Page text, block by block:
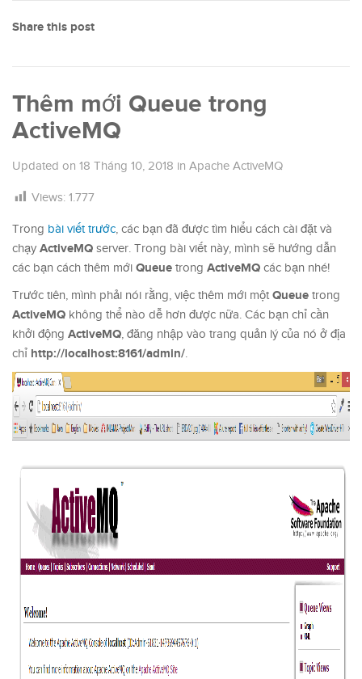
Share this post
Thêm mới Queue trong
ActiveMQ
Updated on 18 Tháng 10, 2018 in Apache ActiveMQ
Views: 1.777
Trong bài viết trước, các bạn đã được tìm hiểu cách cài đặt và
chạy ActiveMQ server. Trong bài viết này, mình sẽ hướng dẫn
các bạn cách thêm mới Queue trong ActiveMQ các bạn nhé!
Trước tiên, mình phải nói rằng, việc thêm mới một Queue trong
ActiveMQ không thể nào dễ hơn được nữa. Các bạn chỉ cần
khởi động ActiveMQ, đăng nhập vào trang quản lý của nó ở địa
chỉ http://localhost:8161/admin/.